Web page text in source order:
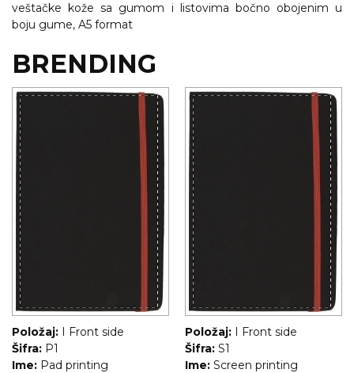
OKOVRATNE ID TRAKICE
PRIBOR ZA PISANJE
NARUKVICE ZA ŽURKE I
DOGAĐAJE
ID PLOČICA
TERMOSI
BOCE
TEHNOLOGIJA
KANCELARIJA
KUĆNI SETOVI
OLOVKE
PRIVESCI & ALATI
veštačke kože sa gumom i listovima bočno obojenim u
boju gume, A5 format
BRENDING
Položaj: I Front side
Šifra: P1
Ime: Pad printing
Položaj: I Front side
Šifra: S1
Ime: Screen printing